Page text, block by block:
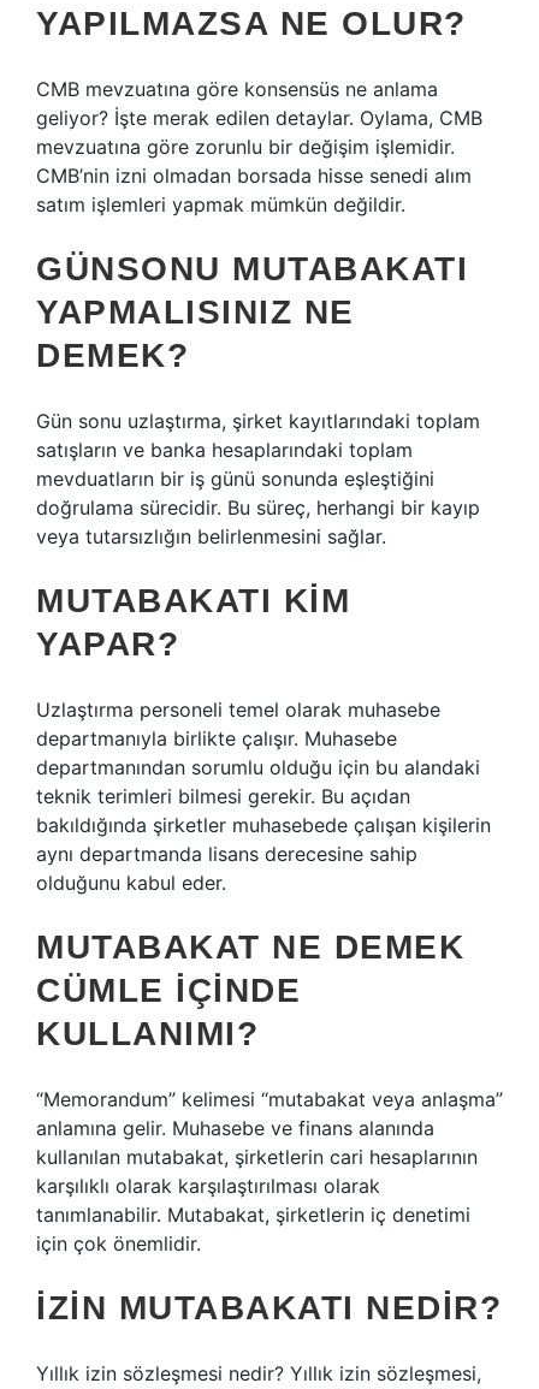
YAPILMAZSA NE OLUR?
CMB mevzuatına göre konsensüs ne anlama
geliyor? İşte merak edilen detaylar. Oylama, CMB
mevzuatına göre zorunlu bir değişim işlemidir.
CMB’nin izni olmadan borsada hisse senedi alım
satım işlemleri yapmak mümkün değildir.
GÜNSONU MUTABAKATI
YAPMALISINIZ NE
DEMEK?
Gün sonu uzlaştırma, şirket kayıtlarındaki toplam
satışların ve banka hesaplarındaki toplam
mevduatların bir iş günü sonunda eşleştiğini
doğrulama sürecidir. Bu süreç, herhangi bir kayıp
veya tutarsızlığın belirlenmesini sağlar.
MUTABAKATI KIM
YAPAR?
Uzlaştırma personeli temel olarak muhasebe
departmanıyla birlikte çalışır. Muhasebe
departmanından sorumlu olduğu için bu alandaki
teknik terimleri bilmesi gerekir. Bu açıdan
bakıldığında şirketler muhasebede çalışan kişilerin
aynı departmanda lisans derecesine sahip
olduğunu kabul eder.
MUTABAKAT NE DEMEK
CÜMLE IÇINDE
KULLANIMI?
“Memorandum” kelimesi “mutabakat veya anlaşma”
anlamına gelir. Muhasebe ve finans alanında
kullanılan mutabakat, şirketlerin cari hesaplarının
karşılıklı olarak karşılaştırılması olarak
tanımlanabilir. Mutabakat, şirketlerin iç denetimi
için çok önemlidir.
İZIN MUTABAKATI NEDIR?
Yıllık izin sözleşmesi nedir? Yıllık izin sözleşmesi,